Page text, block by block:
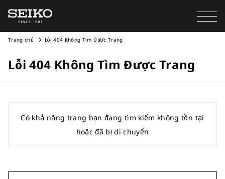
Trang chủ Lỗi 404 Không Tìm Được Trang
Lỗi 404 Không Tìm Được Trang
Có khả năng trang bạn đang tìm kiếm không tồn tại
hoặc đã bị di chuyển